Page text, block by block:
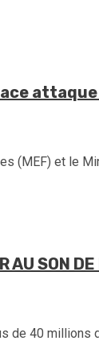
(MEF) et le
SON
de 40 millions